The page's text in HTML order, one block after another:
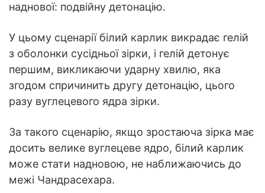
наднової: подвійну детонацію.
У цьому сценарії білий карлик викрадає гелій
з оболонки сусідньої зірки, і гелій детонує
першим, викликаючи ударну хвилю, яка
згодом спричинить другу детонацію, цього
разу вуглецевого ядра зірки.
За такого сценарію, якщо зростаюча зірка має
досить велике вуглецеве ядро, білий карлик
може стати надновою, не наближаючись до
межі Чандрасехара.